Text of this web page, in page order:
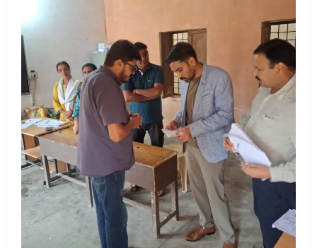
August 5, 2026
4
UTTARAKHAND NEWS
एमआईटी वर्ल्ड पीस यूनिवर्सिटी और जर्मनी के
बीएसबीआई के बीच समझौता; भारतीय छात्रों
को मिलेंगे वैश्विक अवसर
August 5, 2026
STATES NEWS
महाराज की राजस्थान के मुख्यमंत्री से
शिष्टाचार भेंट पर्यटन और सांस्कृतिक
गतिविधियों के विस्तार पर हुई चर्चा
August 4, 2026